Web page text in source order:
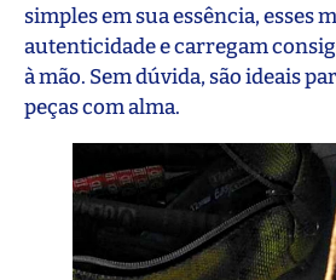
simples em sua essência, esses
autenticidade e carregam
à mão. Sem dúvida, são ideais
peças com alma.